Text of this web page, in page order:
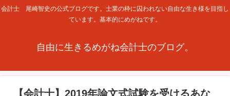
会計士 尾崎智史の公式ブログです。士業の枠に囚われない自由な生き様を目指し
ています。基本的にめがねです。
自由に生きるめがね会計士のブログ。
【会計士】2019年論文式試験を受けるあな